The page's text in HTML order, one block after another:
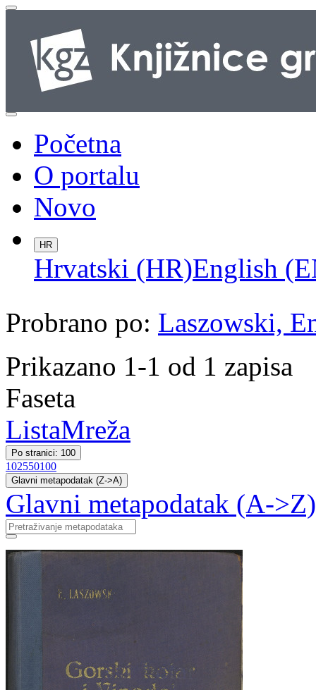
Početna
O portalu
Novo
HR
Hrvatski (HR)English
Probrano po: Laszowski,
Prikazano 1-1 od 1 zapisa
Faseta
ListaMreža
Po stranici: 100
102550100
Glavni metapodatak (Z->A)
Glavni metapodatak (A->Z)